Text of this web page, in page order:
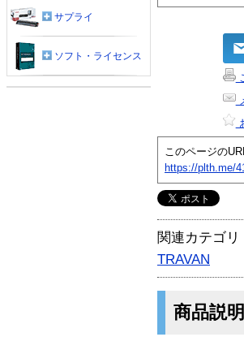
このページのURL
https://plth.me/
関連カテゴリ
TRAVAN
商品説明
サプライ
ソフト・ライセンス